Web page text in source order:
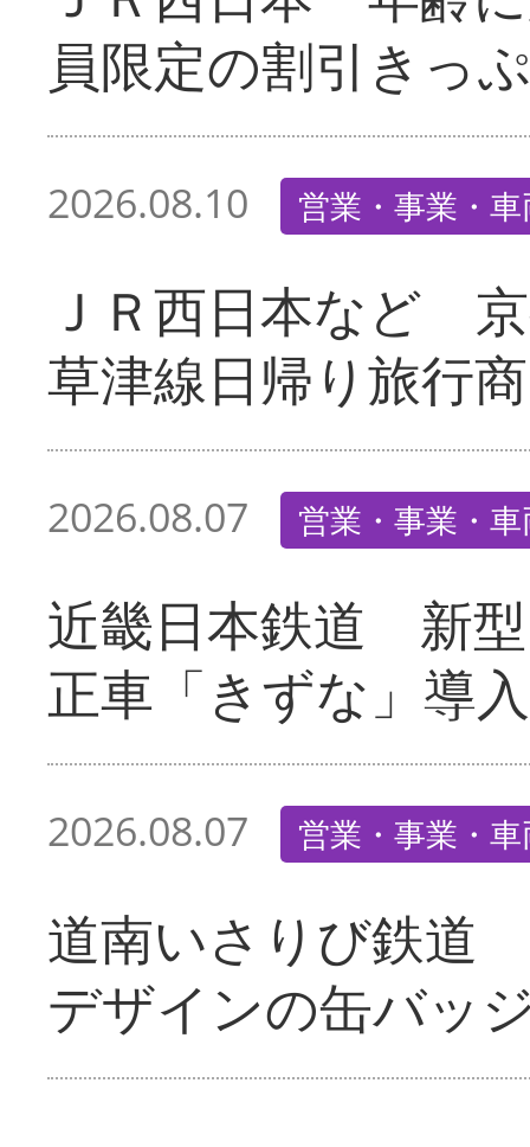
員限定の割引きっ
2026.08.10 営業・事業・
ＪＲ西日本など
草津線日帰り旅行
2026.08.07 営業・事業・
近畿日本鉄道 新
正車「きずな」導入
2026.08.07 営業・事業・
道南いさりび鉄道
デザインの缶バッ